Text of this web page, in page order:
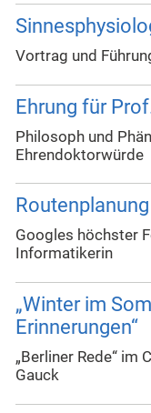
Vortrag und
Ehrung für
Philosoph und
Ehrendoktorwürde
Googles höchster
Informatikerin
„Winter im
Erinnerungen“
„Berliner Rede“
Gauck